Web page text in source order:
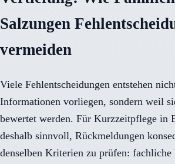
Salzungen
vermeiden
Viele Fehlentscheidungen entstehen
Informationen vorliegen, sondern weil
bewertet werden. Für Kurzzeitpflege in
deshalb sinnvoll, Rückmeldungen
denselben Kriterien zu prüfen: fachliche